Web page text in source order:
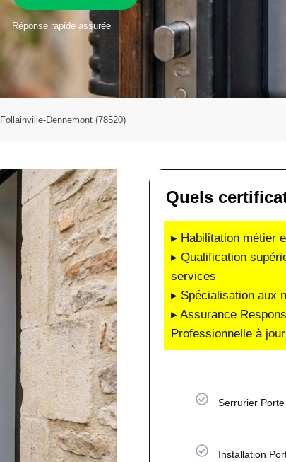
Réponse rapide assurée
Dennemont (78520)
Quels
▸ Habilitation métier
▸ Qualification
services
▸ Spécialisation aux
▸ Assurance
Professionnelle à jour
Serrurier
Installation